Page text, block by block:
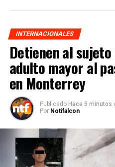
INTERNACIONALES
Detienen al
adulto mayor al
en Monterrey
Publicado Hace 5 minutos
Por Notifalcon